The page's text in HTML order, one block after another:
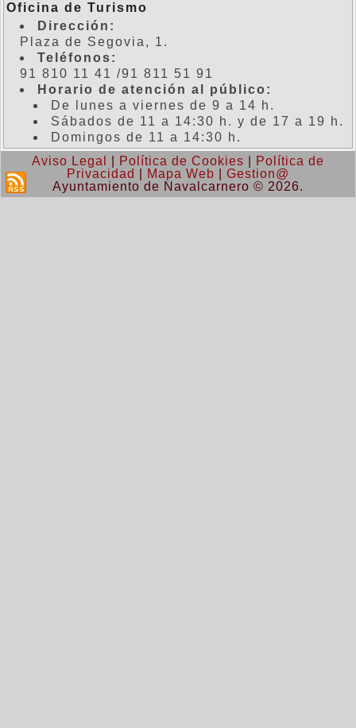
Oficina de Turismo
Dirección:
Plaza de Segovia, 1.
Teléfonos:
91 810 11 41 /91 811 51 91
Horario de atención al público:
De lunes a viernes de 9 a 14 h.
Sábados de 11 a 14:30 h. y de 17 a 19 h.
Domingos de 11 a 14:30 h.
Aviso Legal
Política de Cookies
Política de
Privacidad
Mapa Web
Gestion@
Ayuntamiento de Navalcarnero © 2026.